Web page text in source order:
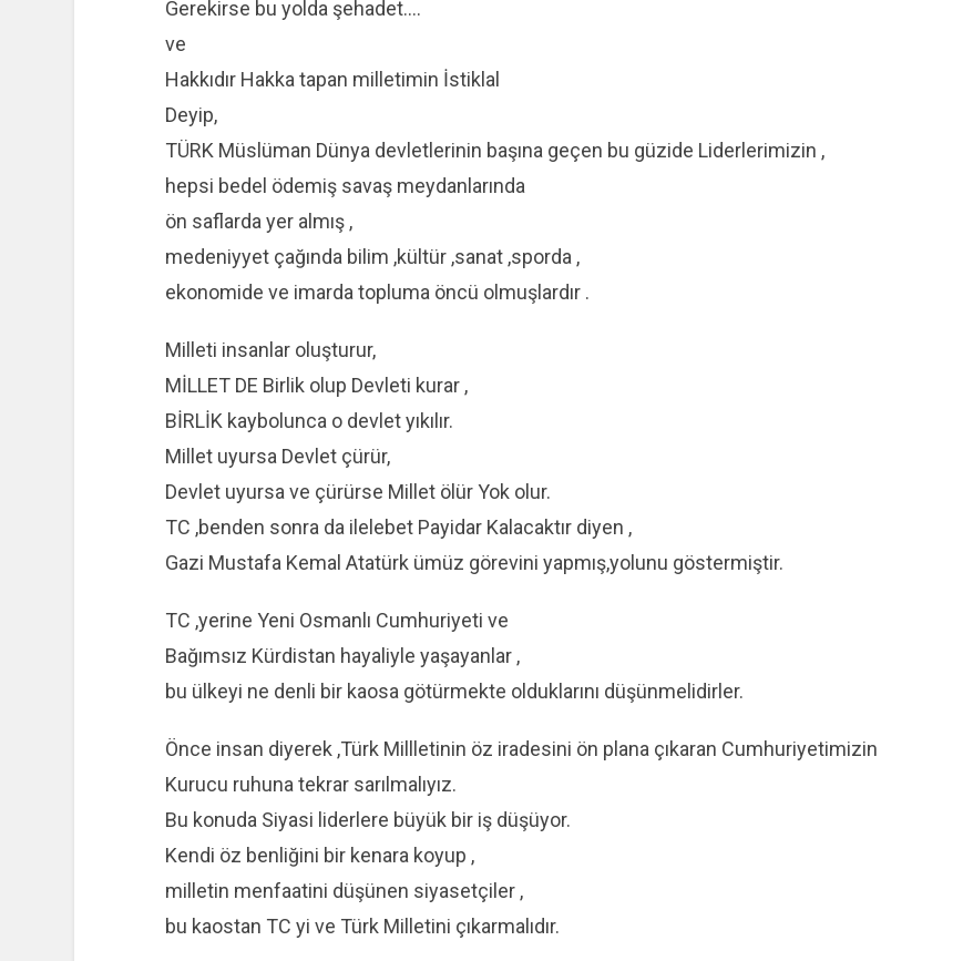
Gerekirse bu yolda şehadet….
ve
Hakkıdır Hakka tapan milletimin İstiklal
Deyip,
TÜRK Müslüman Dünya devletlerinin başına geçen bu güzide Liderlerimizin ,
hepsi bedel ödemiş savaş meydanlarında
ön saflarda yer almış ,
medeniyyet çağında bilim ,kültür ,sanat ,sporda ,
ekonomide ve imarda topluma öncü olmuşlardır .
Milleti insanlar oluşturur,
MİLLET DE Birlik olup Devleti kurar ,
BİRLİK kaybolunca o devlet yıkılır.
Millet uyursa Devlet çürür,
Devlet uyursa ve çürürse Millet ölür Yok olur.
TC ,benden sonra da ilelebet Payidar Kalacaktır diyen ,
Gazi Mustafa Kemal Atatürk ümüz görevini yapmış,yolunu göstermiştir.
TC ,yerine Yeni Osmanlı Cumhuriyeti ve
Bağımsız Kürdistan hayaliyle yaşayanlar ,
bu ülkeyi ne denli bir kaosa götürmekte olduklarını düşünmelidirler.
Önce insan diyerek ,Türk Millletinin öz iradesini ön plana çıkaran Cumhuriyetimizin
Kurucu ruhuna tekrar sarılmalıyız.
Bu konuda Siyasi liderlere büyük bir iş düşüyor.
Kendi öz benliğini bir kenara koyup ,
milletin menfaatini düşünen siyasetçiler ,
bu kaostan TC yi ve Türk Milletini çıkarmalıdır.